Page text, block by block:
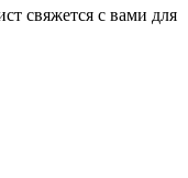
свяжется с вами для